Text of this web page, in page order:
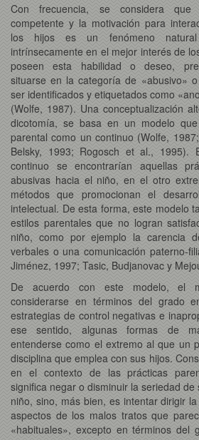
Con frecuencia, se considera que
competente y la motivación para
los hijos es un fenómeno
intrínsecamente en el mejor interés de
poseen esta habilidad o deseo,
situarse en la categoría de «abusivo»
ser identificados y etiquetados como
(Wolfe, 1987). Una conceptualización
dicotomía, se basa en un modelo
parental como un continuo (Wolfe,
Belsky, 1993; Rogosch et al., 1995).
continuo se encontrarían aquellas
abusivas hacia el niño, en el otro
métodos que promocionan el
intelectual. De esta forma, este modelo
estilos parentales que no logran
niño, como por ejemplo la carencia
verbales o una comunicación paterno-
Jiménez, 1997; Tasic, Budjanovac y
De acuerdo con este modelo, el
considerarse en términos del grado
estrategias de control negativas e
ese sentido, algunas formas de
entenderse como el extremo al que un
disciplina que emplea con sus hijos.
en el contexto de las prácticas
significa negar o disminuir la seriedad
niño, sino, más bien, es intentar dirigir
aspectos de los malos tratos que
«habituales», excepto en términos del